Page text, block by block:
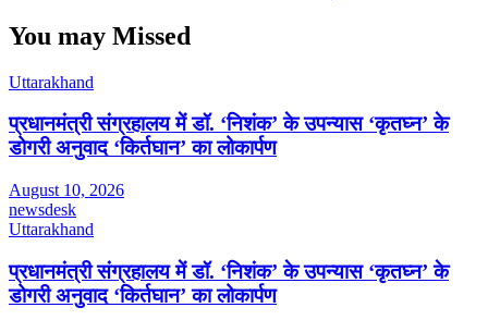
You may Missed
Uttarakhand
प्रधानमंत्री संग्रहालय में डॉ. ‘निशंक’ के उपन्यास ‘कृतघ्न’ के
डोगरी अनुवाद ‘किर्तघान’ का लोकार्पण
August 10, 2026
newsdesk
Uttarakhand
प्रधानमंत्री संग्रहालय में डॉ. ‘निशंक’ के उपन्यास ‘कृतघ्न’ के
डोगरी अनुवाद ‘किर्तघान’ का लोकार्पण